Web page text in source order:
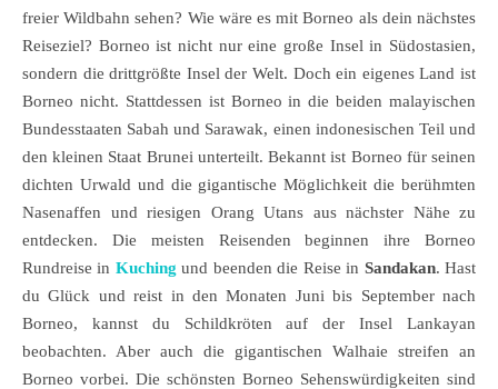
freier Wildbahn sehen? Wie wäre es mit Borneo als dein nächstes
Reiseziel? Borneo ist nicht nur eine große Insel in Südostasien,
sondern die drittgrößte Insel der Welt. Doch ein eigenes Land ist
Borneo nicht. Stattdessen ist Borneo in die beiden malayischen
Bundesstaaten Sabah und Sarawak, einen indonesischen Teil und
den kleinen Staat Brunei unterteilt. Bekannt ist Borneo für seinen
dichten Urwald und die gigantische Möglichkeit die berühmten
Nasenaffen und riesigen Orang Utans aus nächster Nähe zu
entdecken. Die meisten Reisenden beginnen ihre Borneo
Rundreise in Kuching und beenden die Reise in Sandakan. Hast
du Glück und reist in den Monaten Juni bis September nach
Borneo, kannst du Schildkröten auf der Insel Lankayan
beobachten. Aber auch die gigantischen Walhaie streifen an
Borneo vorbei. Die schönsten Borneo Sehenswürdigkeiten sind